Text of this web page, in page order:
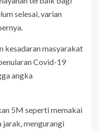
selesai, varian
kesadaran masyarakat
Covid-19
angka
5M seperti memakai
jarak, mengurangi